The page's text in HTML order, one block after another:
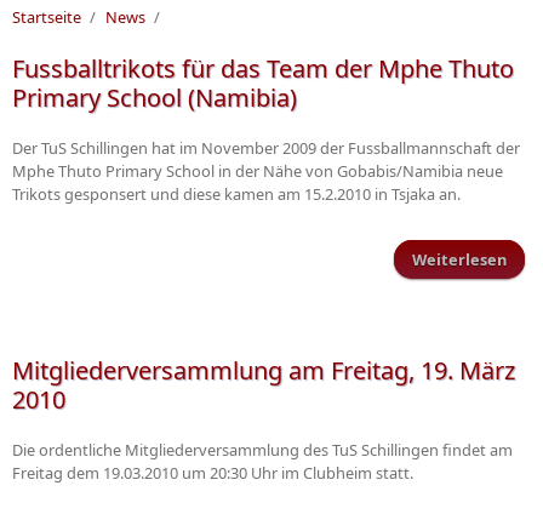
Startseite / News /
Fussballtrikots für das Team der Mphe Thuto
Primary School (Namibia)
Der TuS Schillingen hat im November 2009 der Fussballmannschaft der
Mphe Thuto Primary School in der Nähe von Gobabis/Namibia neue
Trikots gesponsert und diese kamen am 15.2.2010 in Tsjaka an.
Weiterlesen
Mitgliederversammlung am Freitag, 19. März
2010
Die ordentliche Mitgliederversammlung des TuS Schillingen findet am
Freitag dem 19.03.2010 um 20:30 Uhr im Clubheim statt.